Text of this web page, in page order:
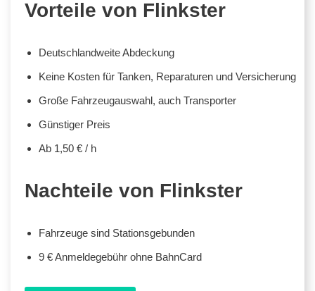
Vorteile von Flinkster
Deutschlandweite Abdeckung
Keine Kosten für Tanken, Reparaturen und Versicherung
Große Fahrzeugauswahl, auch Transporter
Günstiger Preis
Ab 1,50 € / h
Nachteile von Flinkster
Fahrzeuge sind Stationsgebunden
9 € Anmeldegebühr ohne BahnCard